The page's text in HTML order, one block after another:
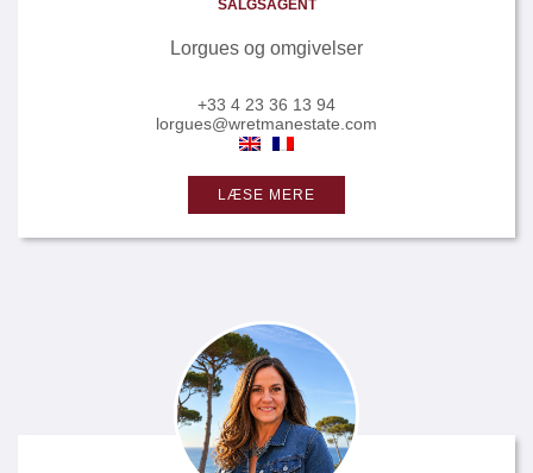
SALGSAGENT
Lorgues og omgivelser
+33 4 23 36 13 94
lorgues@wretmanestate.com
LÆSE MERE